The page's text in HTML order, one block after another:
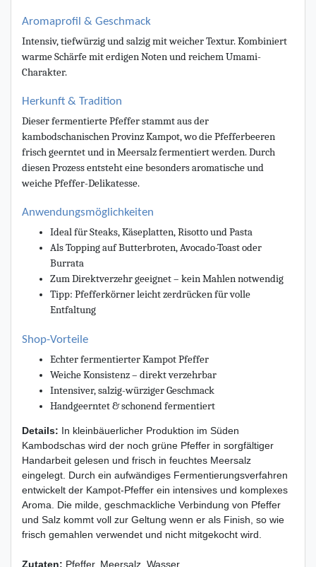
Aromaprofil & Geschmack
Intensiv, tiefwürzig und salzig mit weicher Textur. Kombiniert
warme Schärfe mit erdigen Noten und reichem Umami-
Charakter.
Herkunft & Tradition
Dieser fermentierte Pfeffer stammt aus der
kambodschanischen Provinz Kampot, wo die Pfefferbeeren
frisch geerntet und in Meersalz fermentiert werden. Durch
diesen Prozess entsteht eine besonders aromatische und
weiche Pfeffer-Delikatesse.
Anwendungsmöglichkeiten
Ideal für Steaks, Käseplatten, Risotto und Pasta
Als Topping auf Butterbroten, Avocado-Toast oder
Burrata
Zum Direktverzehr geeignet – kein Mahlen notwendig
Tipp: Pfefferkörner leicht zerdrücken für volle
Entfaltung
Shop-Vorteile
Echter fermentierter Kampot Pfeffer
Weiche Konsistenz – direkt verzehrbar
Intensiver, salzig-würziger Geschmack
Handgeerntet & schonend fermentiert
Details: In kleinbäuerlicher Produktion im Süden
Kambodschas wird der noch grüne Pfeffer in sorgfältiger
Handarbeit gelesen und frisch in feuchtes Meersalz
eingelegt. Durch ein aufwändiges Fermentierungsverfahren
entwickelt der Kampot-Pfeffer ein intensives und komplexes
Aroma. Die milde, geschmackliche Verbindung von Pfeffer
und Salz kommt voll zur Geltung wenn er als Finish, so wie
frisch gemahlen verwendet und nicht mitgekocht wird.
Zutaten: Pfeffer, Meersalz, Wasser